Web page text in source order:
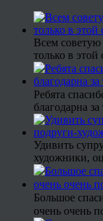
Всем советую
только в этой
Ребята
благодарна
Удивить
художники,
Большое
очень очень